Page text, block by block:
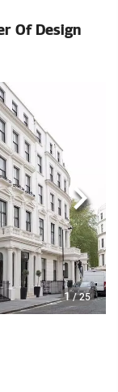
Of Design
1 / 25